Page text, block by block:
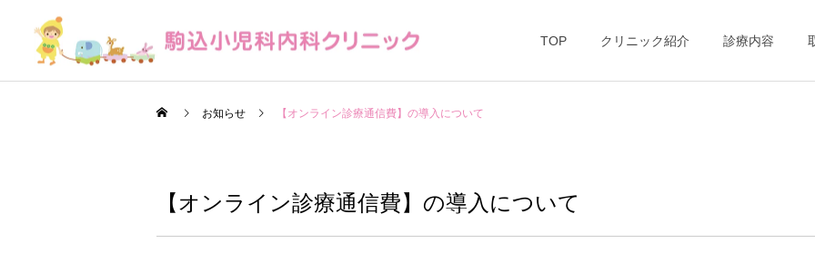
TOP クリニック紹介 診療内容
小児科 内科
お知らせ 【オンライン診療通信費】の導入について
【オンライン診療通信費】の導入について